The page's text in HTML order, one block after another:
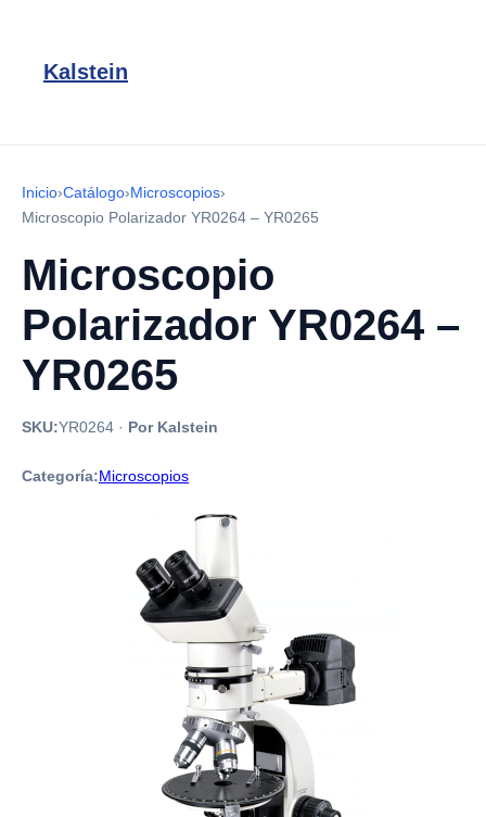
Kalstein
Inicio›Catálogo›Microscopios›
Microscopio Polarizador YR0264 – YR0265
Microscopio
Polarizador YR0264 –
YR0265
SKU:YR0264 · Por Kalstein
Categoría:Microscopios